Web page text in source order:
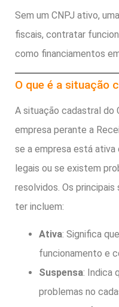
Sem um CNPJ ativo,
fiscais, contratar
como financiamentos
O que é a situação
A situação cadastral do
empresa perante a
se a empresa está ativa
legais ou se existem
resolvidos. Os
ter incluem:
Ativa: Significa
funcionamento e
Suspensa: Indica
problemas no